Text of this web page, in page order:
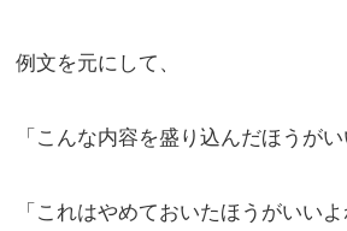
例文を元にして、
「こんな内容を盛り込んだほうがい
「これはやめておいたほうがいいよ